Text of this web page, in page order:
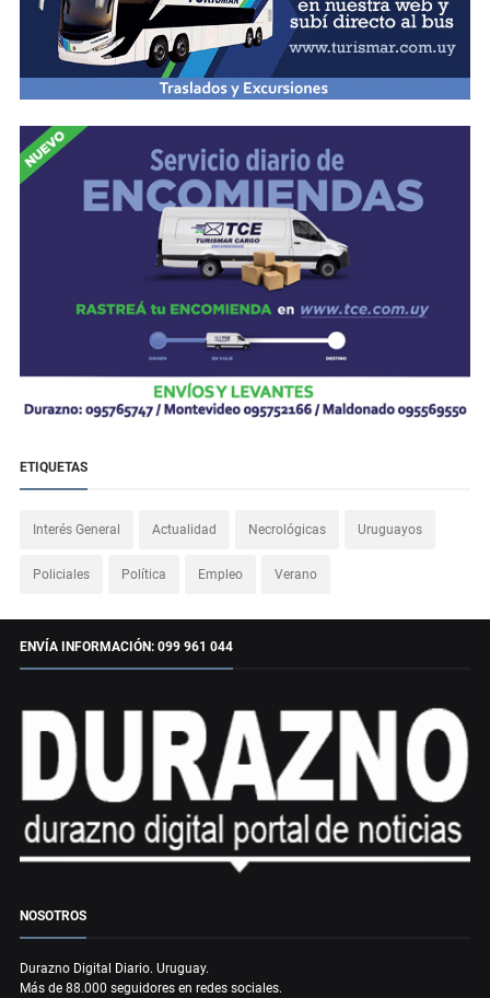
ETIQUETAS
Interés General Actualidad Necrológicas Uruguayos
Policiales Política Empleo Verano
ENVÍA INFORMACIÓN: 099 961 044
NOSOTROS
Durazno Digital Diario. Uruguay.
Más de 88.000 seguidores en redes sociales.